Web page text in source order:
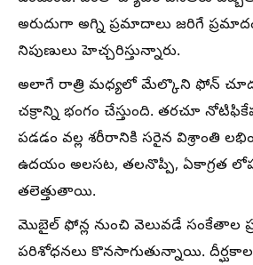
అరుదుగా అగ్ని ప్రమాదాలు జరిగే
నిపుణులు హెచ్చరిస్తున్నారు.
అలాగే రాత్రి మధ్యలో మేల్కొని ఫోన్
చక్రాన్ని భంగం చేస్తుంది. తరచూ
పడడం వల్ల శరీరానికి సరైన విశ్రాంతి
ఉదయం అలసట, తలనొప్పి, ఏకాగ్రత
తలెత్తుతాయి.
మొబైల్ ఫోన్ల నుంచి వెలువడే సంకేతాల
పరిశోధనలు కొనసాగుతున్నాయి.